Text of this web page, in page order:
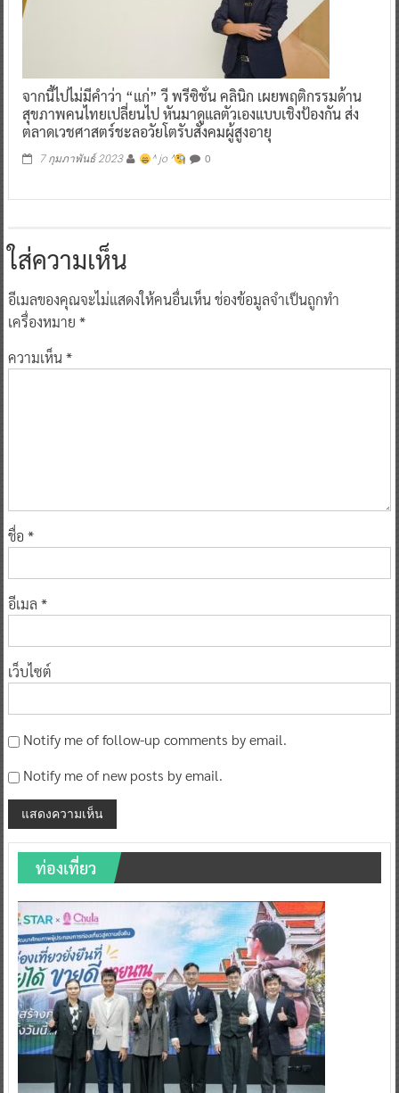
จากนี้ไปไม่มีคำว่า “แก่” วี พรีซิชั่น คลินิก เผยพฤติกรรมด้าน
สุขภาพคนไทยเปลี่ยนไป หันมาดูแลตัวเองแบบเชิงป้องกัน ส่ง
ตลาดเวชศาสตร์ชะลอวัยโตรับสังคมผู้สูงอายุ
7 กุมภาพันธ์ 2023 ^ jo ^ 0
ใส่ความเห็น
อีเมลของคุณจะไม่แสดงให้คนอื่นเห็นช่องข้อมูลจำเป็นถูกทำ
เครื่องหมาย *
ความเห็น*
ชื่อ *
อีเมล *
เว็บไซต์
Notify me of follow-up comments by email.
Notify me of new posts by email.
ท่องเที่ยว